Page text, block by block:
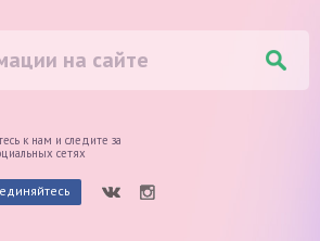
к нам и следите за
сетях